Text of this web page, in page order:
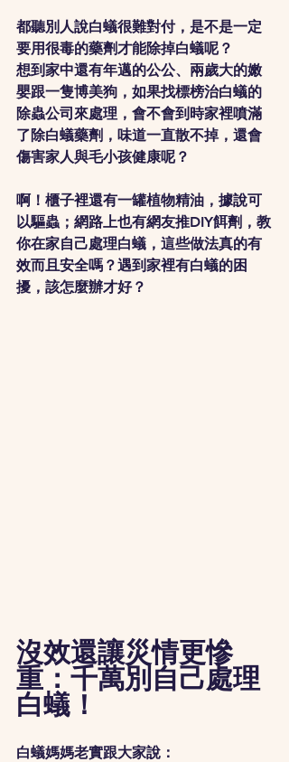
都聽別人說白蟻很難對付，是不是一定
要用很毒的藥劑才能除掉白蟻呢？
想到家中還有年邁的公公、兩歲大的嫩
嬰跟一隻博美狗，如果找標榜治白蟻的
除蟲公司來處理，會不會到時家裡噴滿
了除白蟻藥劑，味道一直散不掉，還會
傷害家人與毛小孩健康呢？
啊！櫃子裡還有一罐植物精油，據說可
以驅蟲；網路上也有網友推DIY餌劑，教
你在家自己處理白蟻，這些做法真的有
效而且安全嗎？遇到家裡有白蟻的困
擾，該怎麼辦才好？
沒效還讓災情更慘
重：千萬別自己處理
白蟻！
白蟻媽媽老實跟大家說：